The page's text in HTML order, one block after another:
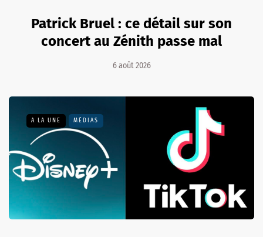
Patrick Bruel : ce détail sur son
concert au Zénith passe mal
6 août 2026
A LA UNE MÉDIAS